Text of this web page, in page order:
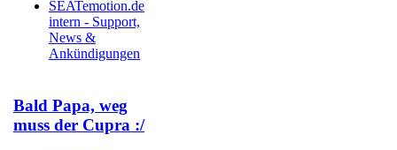
SEATemotion.de
intern - Support,
News &
Ankündigungen
Bald Papa, weg
muss der Cupra :/